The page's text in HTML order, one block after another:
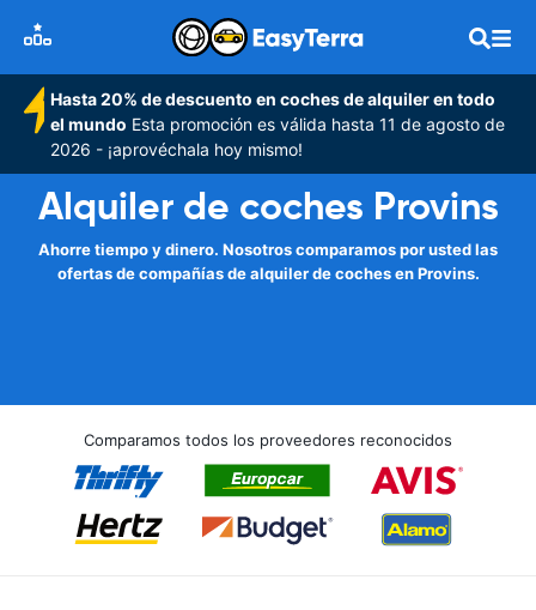
Hasta 20% de descuento en coches de alquiler en todo
el mundo Esta promoción es válida hasta 11 de agosto de
2026 - ¡aprovéchala hoy mismo!
Alquiler de coches Provins
Ahorre tiempo y dinero. Nosotros comparamos por usted las
ofertas de compañías de alquiler de coches en Provins.
Comparamos todos los proveedores reconocidos